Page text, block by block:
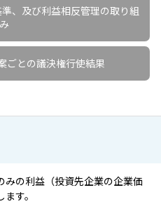
購入・換金手数料なしシ
について
ドへの対応
ださい。
、及び利益相反管理の取り組
み
ごとの議決権行使結果
の利益（投資先企業の企業価
す。